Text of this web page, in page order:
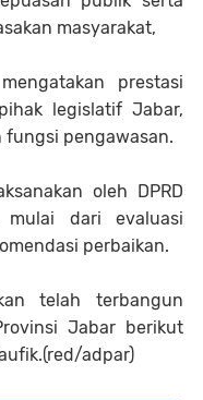
masyarakat,
prestasi
legislatif Jabar,
pengawasan.
oleh DPRD
dari evaluasi
perbaikan.
telah terbangun
Jabar berikut
adpar)